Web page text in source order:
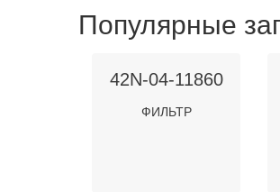
Популярные
42N-04-11860
ФИЛЬТР